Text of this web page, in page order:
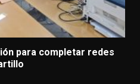
para completar redes